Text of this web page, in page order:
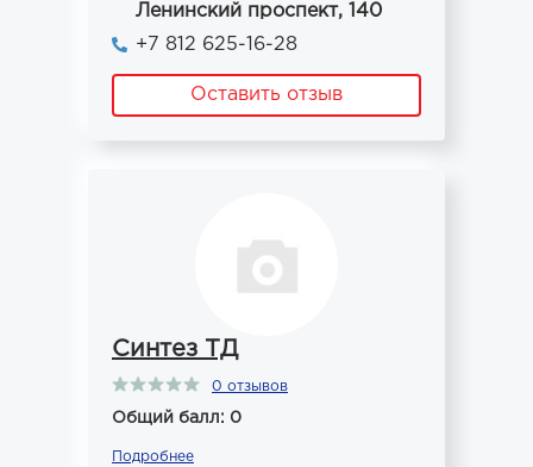
Ленинский проспект, 140
+7 812 625-16-28
Оставить отзыв
Синтез ТД
0 отзывов
Общий балл: 0
Подробнее